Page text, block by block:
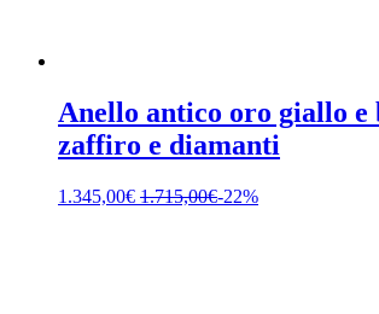
Anello antico oro giallo e
zaffiro e diamanti
1.345,00€ 1.715,00€-22%